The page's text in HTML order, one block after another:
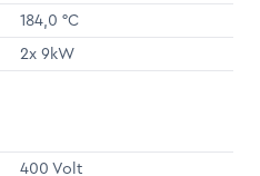
184,0 °C
2x 9kW
400 Volt